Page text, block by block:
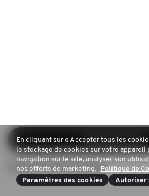
Connectez-vous
S'inscrire (pas de compte)
En cliquant sur « Accepter tous les
le stockage de cookies sur votre appareil
navigation sur le site, analyser son
nos efforts de marketing. Politique de
Paramètres des cookies
Autoriser